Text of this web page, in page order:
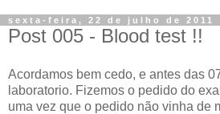
sexta-feira, 22 de julho de 2011
Post 005 - Blood test !!
Acordamos bem cedo, e antes das
laboratorio. Fizemos o pedido do
uma vez que o pedido não vinha de